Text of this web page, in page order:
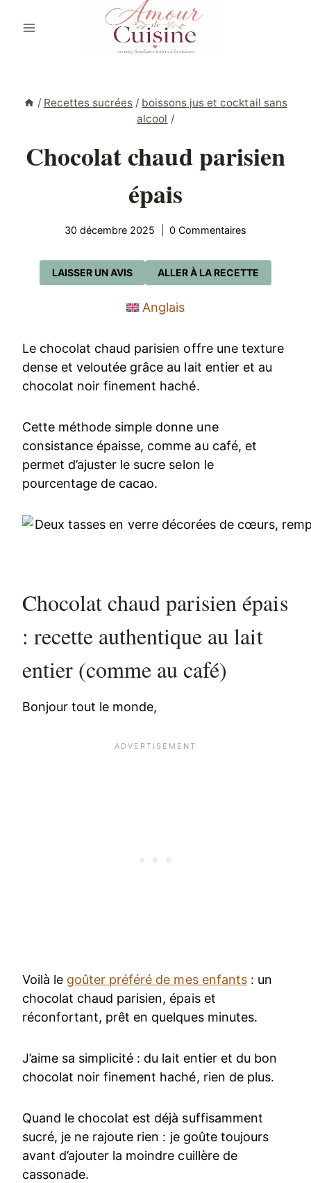
/ Recettes sucrées / boissons jus et cocktail sans
alcool /
Chocolat chaud parisien
épais
30 décembre 2025 0 Commentaires
ALLER À LA RECETTE
LAISSER UN AVIS
Anglais
Le chocolat chaud parisien offre une texture
dense et veloutée grâce au lait entier et au
chocolat noir finement haché.
Cette méthode simple donne une
consistance épaisse, comme au café, et
permet d’ajuster le sucre selon le
pourcentage de cacao.
Chocolat chaud parisien épais
: recette authentique au lait
entier (comme au café)
Bonjour tout le monde,
Voilà le goûter préféré de mes enfants: un
chocolat chaud parisien, épais et
réconfortant, prêt en quelques minutes.
J’aime sa simplicité : du lait entier et du bon
chocolat noir finement haché, rien de plus.
Quand le chocolat est déjà suffisamment
sucré, je ne rajoute rien : je goûte toujours
avant d’ajouter la moindre cuillère de
cassonade.